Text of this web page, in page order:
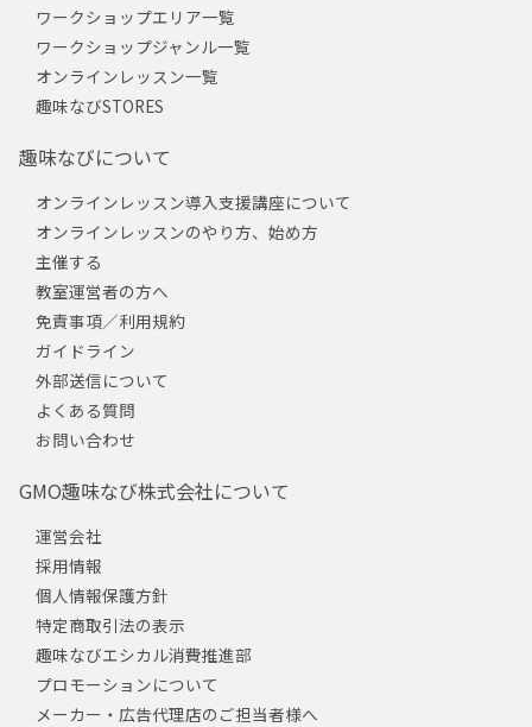
ワークショップエリア一覧
ワークショップジャンル一覧
オンラインレッスン一覧
趣味なびSTORES
趣味なびについて
オンラインレッスン導入支援講座について
オンラインレッスンのやり方、始め方
主催する
教室運営者の方へ
免責事項／利用規約
ガイドライン
外部送信について
よくある質問
お問い合わせ
GMO趣味なび株式会社について
運営会社
採用情報
個人情報保護方針
特定商取引法の表示
趣味なびエシカル消費推進部
プロモーションについて
メーカー・広告代理店のご担当者様へ